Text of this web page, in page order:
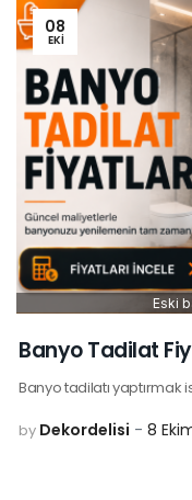
08
EKI
Eski
Banyo Tadilat
Banyo tadilatı yaptırmak
by Dekordelisi 8